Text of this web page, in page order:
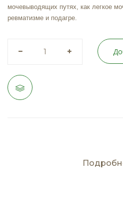
мочевыводящих путях, как легкое
ревматизме и подагре.